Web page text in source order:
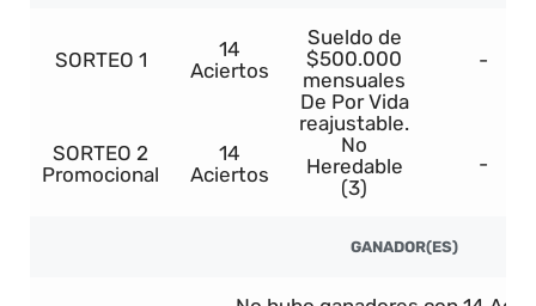
SORTEO 1
14
Aciertos
Sueldo de
$500.000
mensuales
De Por Vida
reajustable.
No
Heredable
(3)
-
SORTEO 2
Promocional
14
Aciertos
-
GANADOR(ES)